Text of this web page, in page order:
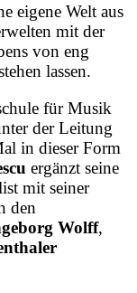
eigene Welt aus
mit der
von eng
lassen.
für Musik
der Leitung
in dieser Form
ergänzt seine
mit seiner
den
Wolff,